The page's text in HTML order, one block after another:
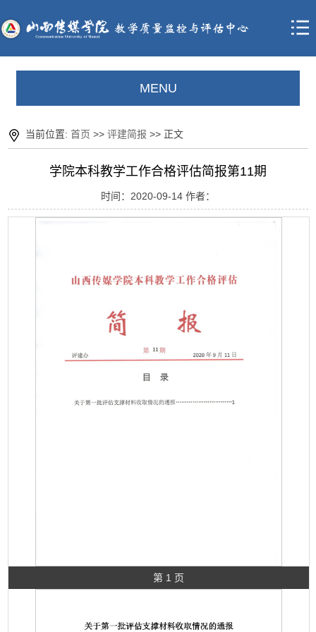
MENU
当前位置:首页 >>评建简报 >> 正文
学院本科教学工作合格评估简报第11期
时间：2020-09-14 作者：
第 1 页